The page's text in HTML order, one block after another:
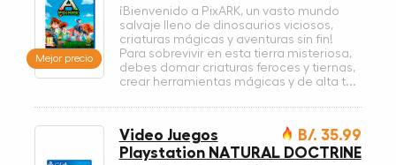
Mejor precio
¡Bienvenido a PixARK, un vasto mundo
salvaje lleno de dinosaurios viciosos,
criaturas mágicas y aventuras sin fin!
Para sobrevivir en esta tierra misteriosa,
debes domar criaturas feroces y tiernas,
crear herramientas mágicas y de alta t...
B/. 35.99
Video Juegos
Playstation NATURAL DOCTRINE